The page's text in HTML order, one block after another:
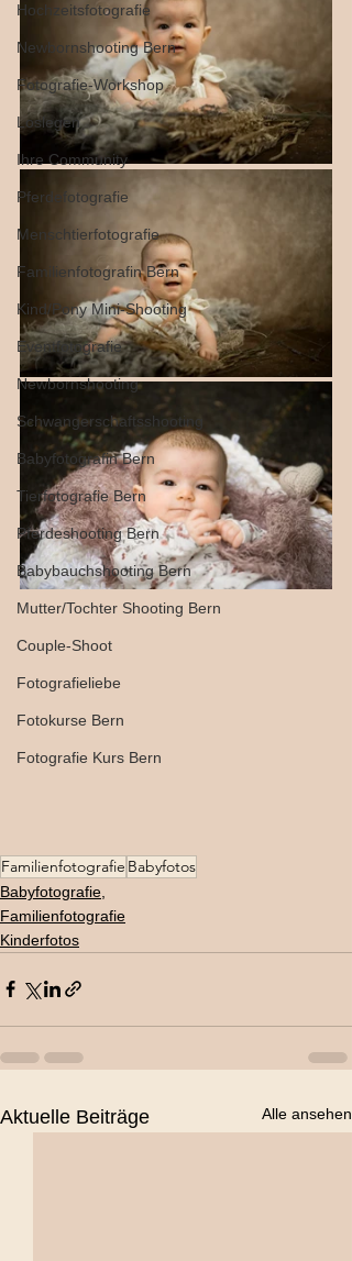
Hochzeitsfotografie
Newbornshooting Bern
Fotografie-Workshop
Loslegen
Ihre Community
Pferdefotografie
Menschtierfotografie
Familienfotografin Bern
Kind/Pony Mini-Shooting
Eventfotografie
Newbornshooting
Schwangerschaftsshooting
Babyfotografin Bern
Tierfotografie Bern
Pferdeshooting Bern
Babybauchshooting Bern
Mutter/Tochter Shooting Bern
Couple-Shoot
Fotografieliebe
Fotokurse Bern
Fotografie Kurs Bern
Familienfotografie Babyfotos
Babyfotografie,
Familienfotografie
Kinderfotos
Aktuelle Beiträge Alle ansehen